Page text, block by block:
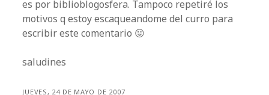
es por biblioblogosfera. Tampoco repetiré los
motivos q estoy escaqueandome del curro para
escribir este comentario 😛
saludines
JUEVES, 24 DE MAYO DE 2007